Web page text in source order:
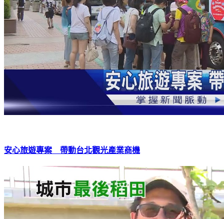
安心旅遊專案 帶動台北觀光產業商機